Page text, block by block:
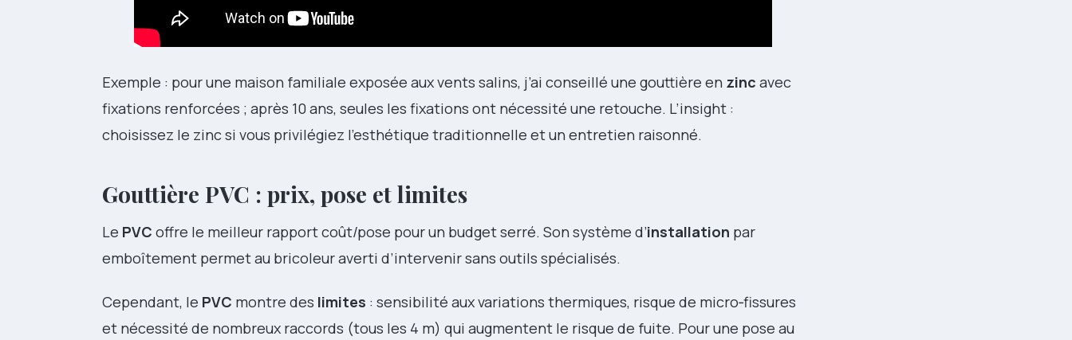
Exemple : pour une maison familiale exposée aux vents salins, j’ai conseillé une gouttière en zinc avec
fixations renforcées ; après 10 ans, seules les fixations ont nécessité une retouche. L’insight :
choisissez le zinc si vous privilégiez l’esthétique traditionnelle et un entretien raisonné.
Gouttière PVC : prix, pose et limites
Le PVC offre le meilleur rapport coût/pose pour un budget serré. Son système d’installation par
emboîtement permet au bricoleur averti d’intervenir sans outils spécialisés.
Cependant, le PVC montre des limites : sensibilité aux variations thermiques, risque de micro‑fissures
et nécessité de nombreux raccords (tous les 4 m) qui augmentent le risque de fuite. Pour une pose au